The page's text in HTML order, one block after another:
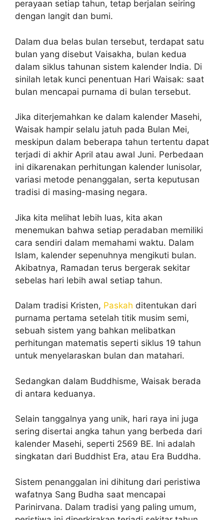
perayaan setiap tahun, tetap berjalan seiring
dengan langit dan bumi.
Dalam dua belas bulan tersebut, terdapat satu
bulan yang disebut Vaisakha, bulan kedua
dalam siklus tahunan sistem kalender India. Di
sinilah letak kunci penentuan Hari Waisak: saat
bulan mencapai purnama di bulan tersebut.
Jika diterjemahkan ke dalam kalender Masehi,
Waisak hampir selalu jatuh pada Bulan Mei,
meskipun dalam beberapa tahun tertentu dapat
terjadi di akhir April atau awal Juni. Perbedaan
ini dikarenakan perhitungan kalender lunisolar,
variasi metode penanggalan, serta keputusan
tradisi di masing-masing negara.
Jika kita melihat lebih luas, kita akan
menemukan bahwa setiap peradaban memiliki
cara sendiri dalam memahami waktu. Dalam
Islam, kalender sepenuhnya mengikuti bulan.
Akibatnya, Ramadan terus bergerak sekitar
sebelas hari lebih awal setiap tahun.
Dalam tradisi Kristen, Paskah ditentukan dari
purnama pertama setelah titik musim semi,
sebuah sistem yang bahkan melibatkan
perhitungan matematis seperti siklus 19 tahun
untuk menyelaraskan bulan dan matahari.
Sedangkan dalam Buddhisme, Waisak berada
di antara keduanya.
Selain tanggalnya yang unik, hari raya ini juga
sering disertai angka tahun yang berbeda dari
kalender Masehi, seperti 2569 BE. Ini adalah
singkatan dari Buddhist Era, atau Era Buddha.
Sistem penanggalan ini dihitung dari peristiwa
wafatnya Sang Budha saat mencapai
Parinirvana. Dalam tradisi yang paling umum,